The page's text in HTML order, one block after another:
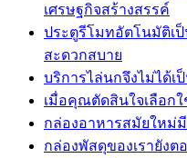
เศรษฐกิจสร้างสรรค์
ประตูรีโมทอัตโนมัติเ
สะดวกสบาย
บริการไล่นกจึงไม่ได้เ
เมื่อคุณตัดสินใจเลือก
กล่องอาหารสมัยใหม่
กล่องพัสดุของเรายัง